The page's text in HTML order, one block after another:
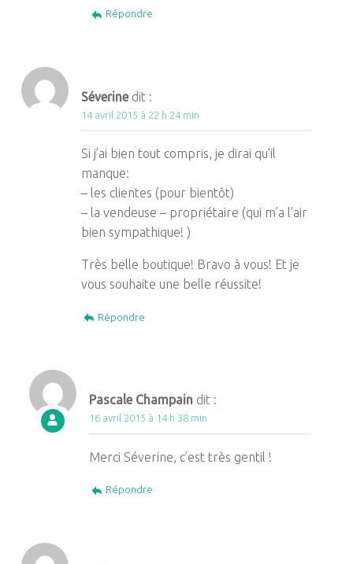
Répondre
Séverine dit :
14 avril 2015 à 22 h 24 min
Si j’ai bien tout compris, je dirai qu’il
manque:
– les clientes (pour bientôt)
– la vendeuse – propriétaire (qui m’a l’air
bien sympathique! )
Très belle boutique! Bravo à vous! Et je
vous souhaite une belle réussite!
Répondre
Pascale Champain dit :
16 avril 2015 à 14 h 38 min
Merci Séverine, c’est très gentil !
Répondre